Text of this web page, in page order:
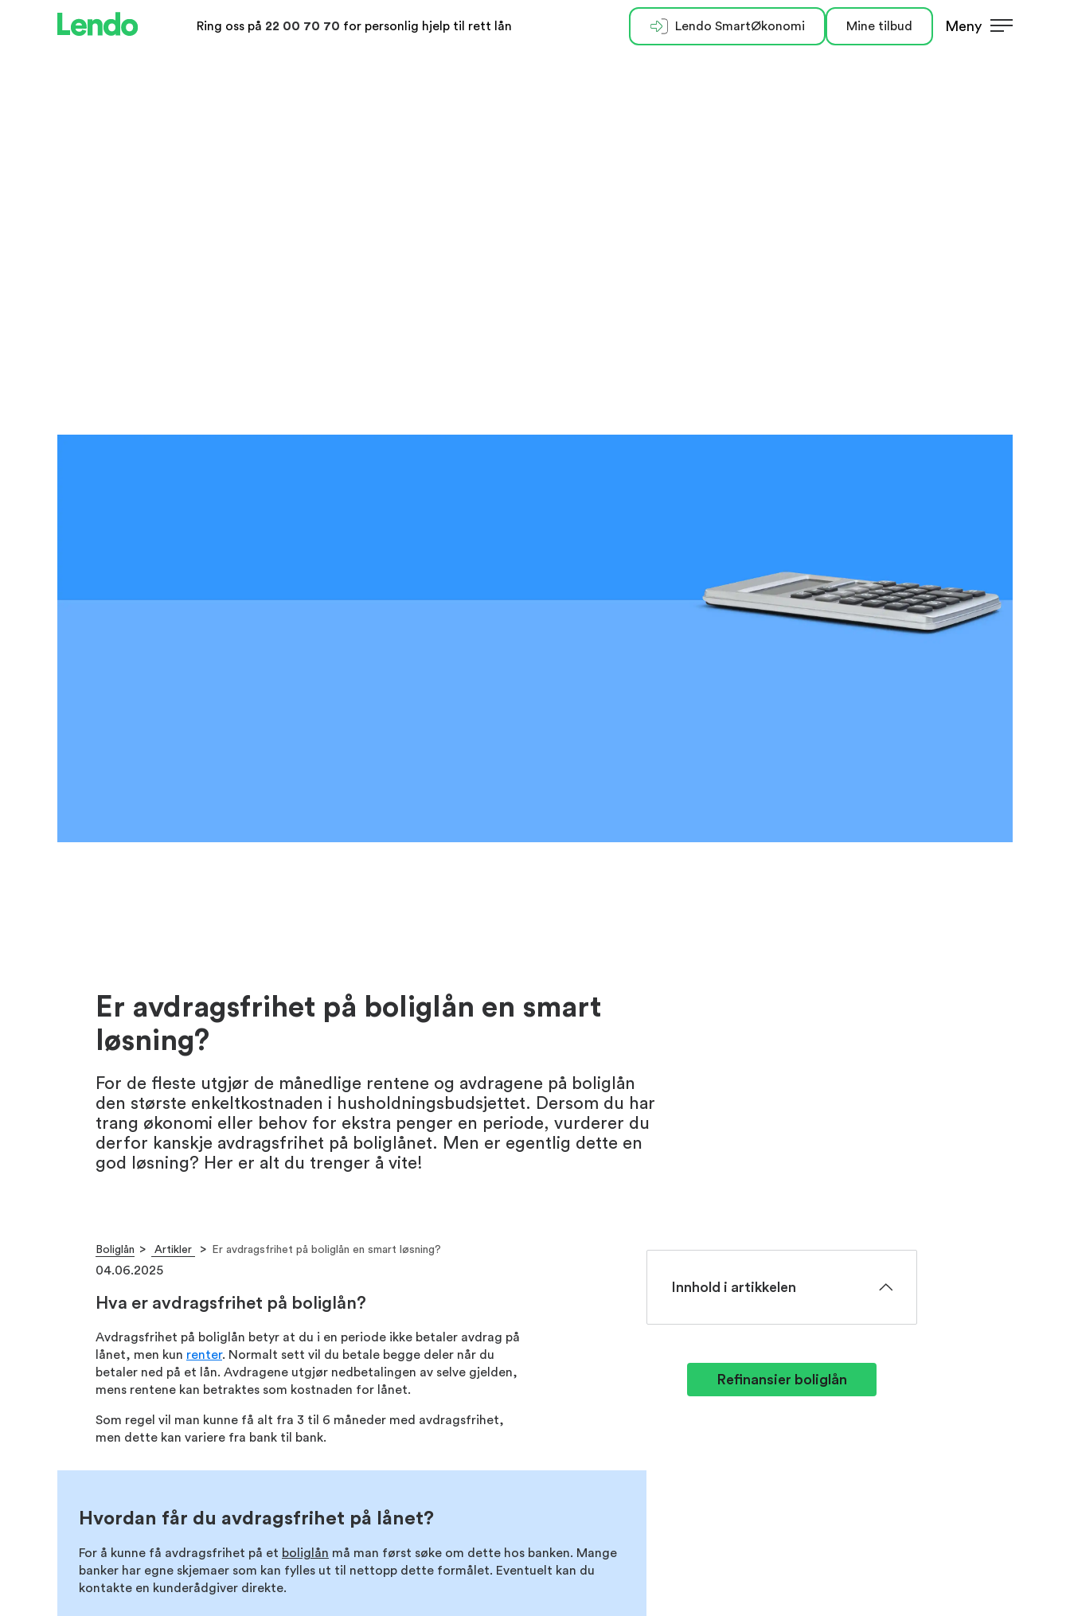
Ring oss på 22 00 70 70 for personlig hjelp til rett lån Lendo SmartØkonomi Mine tilbud Meny
Er avdragsfrihet på boliglån en smart
løsning?
For de fleste utgjør de månedlige rentene og avdragene på boliglån
den største enkeltkostnaden i husholdningsbudsjettet. Dersom du har
trang økonomi eller behov for ekstra penger en periode, vurderer du
derfor kanskje avdragsfrihet på boliglånet. Men er egentlig dette en
god løsning? Her er alt du trenger å vite!
Boliglån Artikler Er avdragsfrihet på boliglån en smart løsning?
04.06.2025
Hva er avdragsfrihet på boliglån?
Avdragsfrihet på boliglån betyr at du i en periode ikke betaler avdrag på
lånet, men kun renter. Normalt sett vil du betale begge deler når du
betaler ned på et lån. Avdragene utgjør nedbetalingen av selve gjelden,
mens rentene kan betraktes som kostnaden for lånet.
Som regel vil man kunne få alt fra 3 til 6 måneder med avdragsfrihet,
men dette kan variere fra bank til bank.
Hvordan får du avdragsfrihet på lånet?
For å kunne få avdragsfrihet på et boliglån må man først søke om dette hos banken. Mange
banker har egne skjemaer som kan fylles ut til nettopp dette formålet. Eventuelt kan du
kontakte en kunderådgiver direkte.
Innhold i artikkelen
Refinansier boliglån